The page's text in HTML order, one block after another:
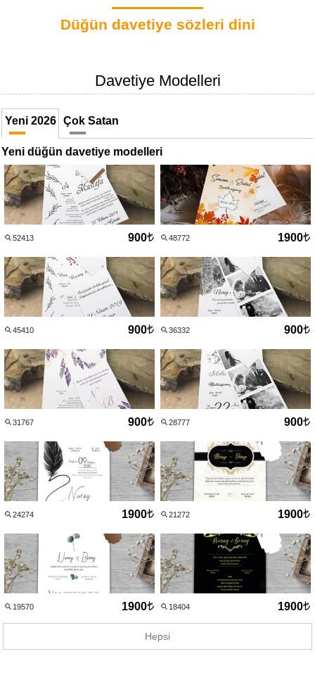
Düğün davetiye sözleri dini
Davetiye Modelleri
Yeni 2026 Çok Satan
Yeni düğün davetiye modelleri
52413 900 48772 1900
45410 900 36332 900
31767 900 28777 900
24274 1900 21272 1900
19570 1900 18404 1900
Hepsi